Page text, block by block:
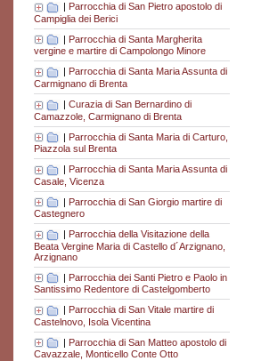
Parrocchia di San Pietro apostolo di
Campiglia dei Berici
| Parrocchia di Santa Margherita
vergine e martire di Campolongo Minore
Parrocchia di Santa Maria Assunta di
Carmignano di Brenta
| Curazia di San Bernardino di
Camazzole, Carmignano di Brenta
| Parrocchia di Santa Maria di Carturo,
Piazzola sul Brenta
| Parrocchia di Santa Maria Assunta di
Casale, Vicenza
| Parrocchia di San Giorgio martire di
Castegnero
| Parrocchia della Visitazione della
Beata Vergine Maria di Castello d´Arzignano,
Arzignano
| Parrocchia dei Santi Pietro e Paolo in
Santissimo Redentore di Castelgomberto
Parrocchia di San Vitale martire di
Castelnovo, Isola Vicentina
| Parrocchia di San Matteo apostolo di
Cavazzale, Monticello Conte Otto